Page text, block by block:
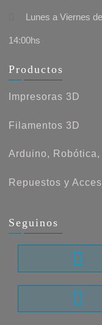
Lunes a Viernes
14:00hs
Productos
Impresoras 3D
Filamentos 3D
Arduino, Robótica,
Repuestos y
Seguinos